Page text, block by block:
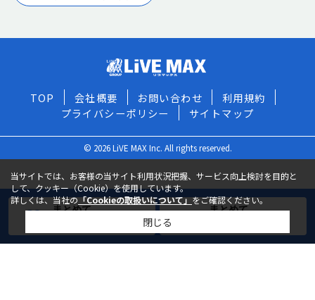
まとめて
まとめて
TOP 会社概要 お問い合わせ
利用規約
プライバシーポリシー
サイトマップ
© 2026 LiVE MAX Inc. All rights reserved.
当サイトでは、お客様の当サイト利用状況把握、サービス向上検討を目的と
して、クッキー（Cookie）を使用しています。
詳しくは、当社の「Cookieの取扱いについて」をご確認ください。
閉じる